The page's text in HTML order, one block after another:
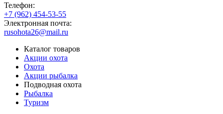
Телефон:
+7 (962) 454-53-55
Электронная почта:
rusohota26@mail.ru
Каталог товаров
Акции охота
Охота
Акции рыбалка
Подводная охота
Рыбалка
Туризм